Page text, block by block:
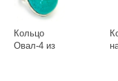
Кольцо
Овал-4 из